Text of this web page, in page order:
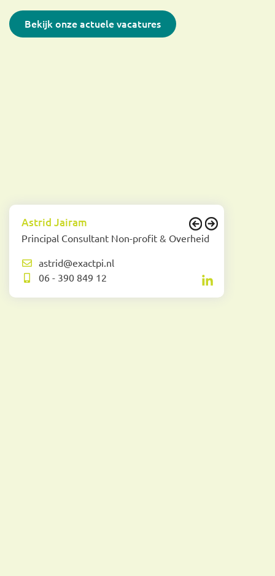
Bekijk onze actuele vacatures
Astrid Jairam
Principal Consultant Non-profit & Overheid
astrid@exactpi.nl
06 - 390 849 12